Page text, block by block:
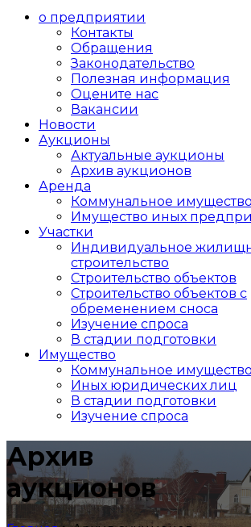
о предприятии
Контакты
Обращения
Законодательство
Полезная информация
Оцените нас
Вакансии
Новости
Аукционы
Актуальные аукционы
Архив аукционов
Аренда
Коммунальное имущество
Имущество иных
Участки
Индивидуальное
строительство
Строительство объектов
Cтроительство объектов с
обременением сноса
Изучение спроса
В стадии подготовки
Имущество
Коммунальное имущество
Иных юридических лиц
В стадии подготовки
Изучение спроса
Архив
аукционов